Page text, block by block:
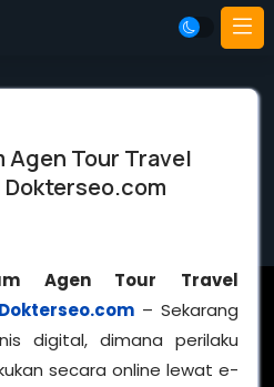
Agen Tour Travel
Dokterseo.com
Agen Tour Travel
Dokterseo.com– Sekarang
digital, dimana perilaku
secara online lewat e-